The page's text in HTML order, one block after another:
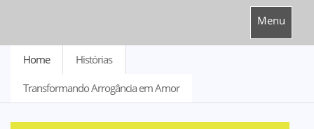
Menu
Home Histórias
Transformando Arrogância em Amor